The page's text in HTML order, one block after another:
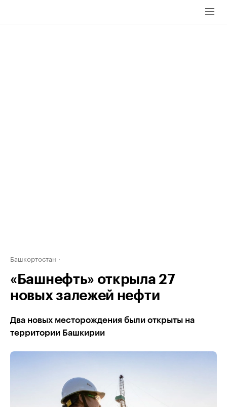
Башкортостан
«Башнефть» открыла 27
новых залежей нефти
Два новых месторождения были открыты на
территории Башкирии